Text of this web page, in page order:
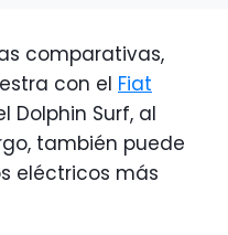
comparativas,
con el Fiat
Dolphin Surf, al
también puede
eléctricos más